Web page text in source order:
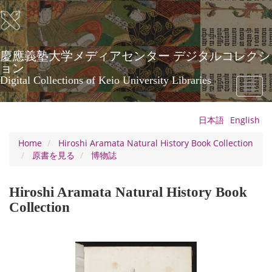
Skip
to
main
content
慶應義塾大学メディアセンター デジタルコレクシ
ョン
Digital Collections of Keio University Libraries
Toggle
日本語 English
Home
Hiroshi Aramata Natural History Book Collection
原書を見る
博物誌
Hiroshi Aramata Natural History Book
Collection